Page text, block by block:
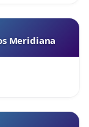
Meridiana